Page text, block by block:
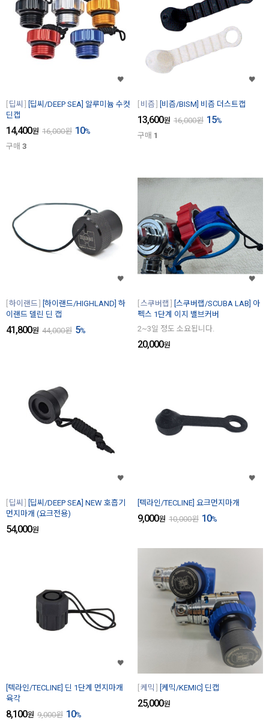
딥씨
[딥씨/DEEP SEA] 알루미늄 수컷
딘캡
14,400원 16,000원 10%
구매 3
비즘 [비즘/BISM] 비즘 더스트캡
13,600원 16,000원 15%
구매 1
하이랜드
[하이랜드/HIGHLAND] 하
이랜드 델린 딘 캡
41,800원 44,000원 5%
스쿠버랩
[스쿠버랩/SCUBA LAB] 아
펙스 1단계 이지 밸브커버
2~3일 정도 소요됩니다.
20,000원
딥씨
[딥씨/DEEP SEA] NEW 호흡기
먼지마개 (요크전용)
54,000원
[텍라인/TECLINE] 요크먼지마개
9,000원 10,000원 10%
[텍라인/TECLINE] 딘 1단계 먼지마개
육각
8,100원 9,000원 10%
케믹 [케믹/KEMIC] 딘캡
25,000원